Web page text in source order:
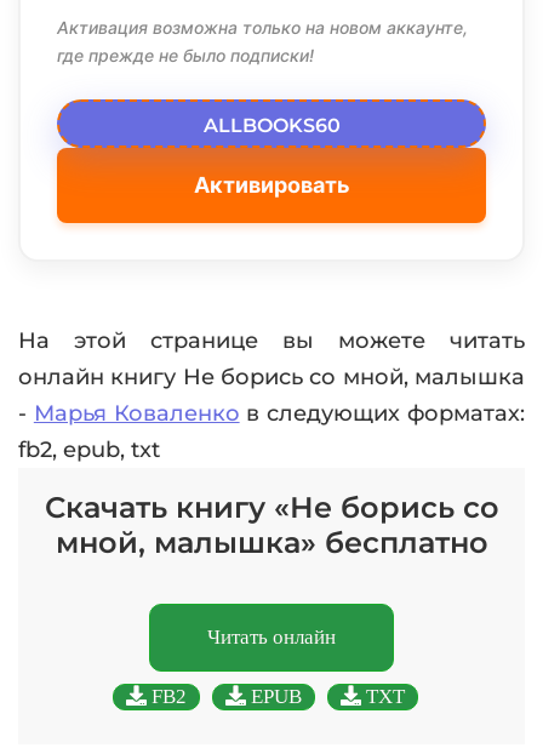
Активация возможна только на новом аккаунте,
где прежде не было подписки!
ALLBOOKS60
Активировать
На этой странице вы можете читать
онлайн книгу Не борись со мной, малышка
- Марья Коваленко в следующих форматах:
fb2, epub, txt
Скачать книгу «Не борись со
мной, малышка» бесплатно
Читать онлайн
FB2 EPUB TXT